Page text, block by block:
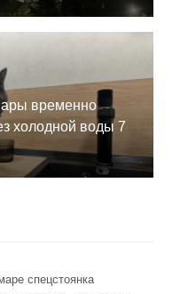
временно
холодной воды 7
спецстоянка